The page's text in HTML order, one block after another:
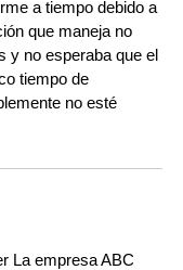
a tiempo debido a
que maneja no
y no esperaba que el
tiempo de
no esté
La empresa ABC